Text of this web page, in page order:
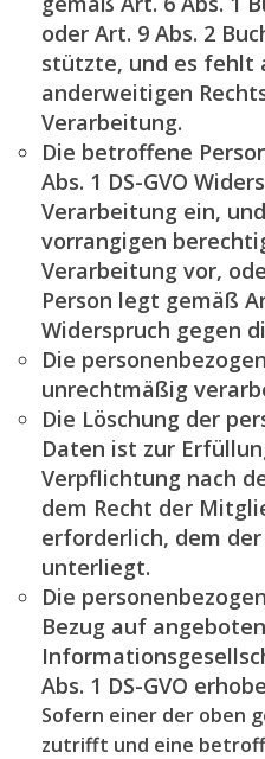
oder Art. 9 Abs. 2
stützte, und es fehlt
anderweitigen
Verarbeitung.
Die betroffene
Abs. 1 DS-GVO
Verarbeitung ein,
vorrangigen
Verarbeitung vor,
Person legt gemäß
Widerspruch gegen
Die
unrechtmäßig
Die Löschung der
Daten ist zur
Verpflichtung nach
dem Recht der
erforderlich, dem
unterliegt.
Die
Bezug auf
Abs. 1 DS-GVO
Sofern einer der oben
zutrifft und eine